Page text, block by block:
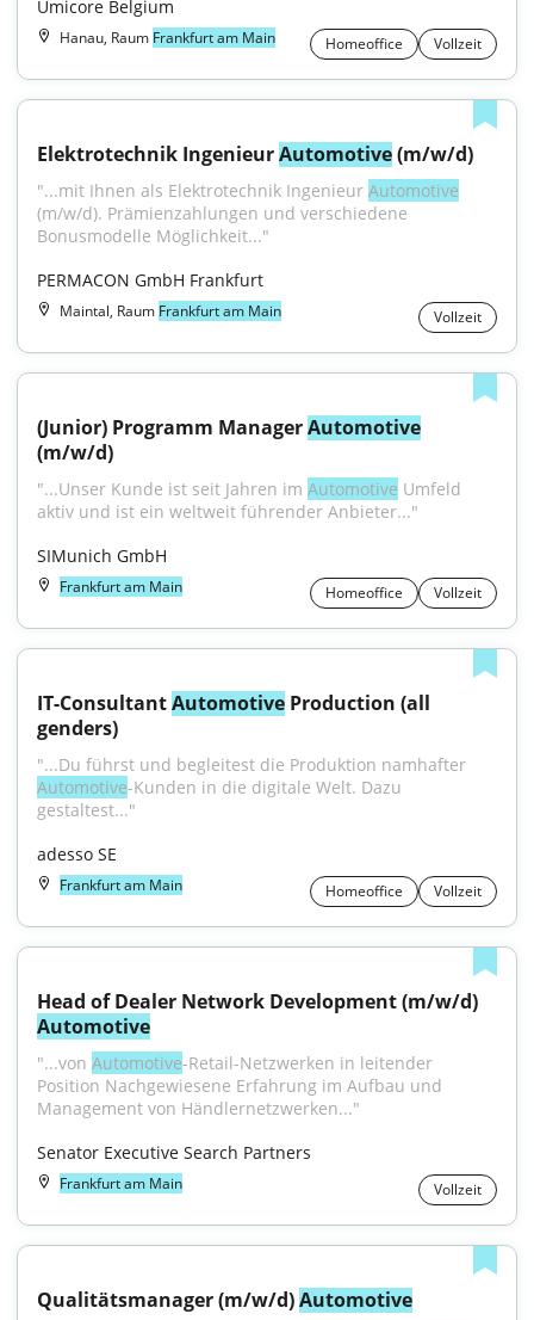
Umicore Belgium
Hanau, Raum Frankfurt am Main Homeoffice Vollzeit
Elektrotechnik Ingenieur Automotive (m/w/d)
"...mit Ihnen als Elektrotechnik Ingenieur Automotive
(m/w/d). Prämienzahlungen und verschiedene
Bonusmodelle Möglichkeit..."
PERMACON GmbH Frankfurt
Maintal, Raum Frankfurt am Main Vollzeit
(Junior) Programm Manager Automotive
(m/w/d)
"...Unser Kunde ist seit Jahren im Automotive Umfeld
aktiv und ist ein weltweit führender Anbieter..."
SIMunich GmbH
Frankfurt am Main Homeoffice Vollzeit
IT-Consultant Automotive Production (all
genders)
Automotive-Kunden in die digitale Welt. Dazu
gestaltest..."
adesso SE
Frankfurt am Main Homeoffice Vollzeit
Automotive
"...von Automotive-Retail-Netzwerken in leitender
Position Nachgewiesene Erfahrung im Aufbau und
Management von Händlernetzwerken..."
Senator Executive Search Partners
Frankfurt am Main Vollzeit
Qualitätsmanager (m/w/d) Automotive